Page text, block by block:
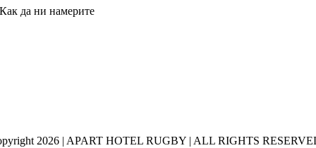
Как да ни намерите
2026 | APART HOTEL RUGBY | ALL RIGHTS